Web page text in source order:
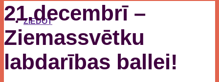
ZIEDOT
21.decembrī –
Ziemassvētku
labdarības ballei!